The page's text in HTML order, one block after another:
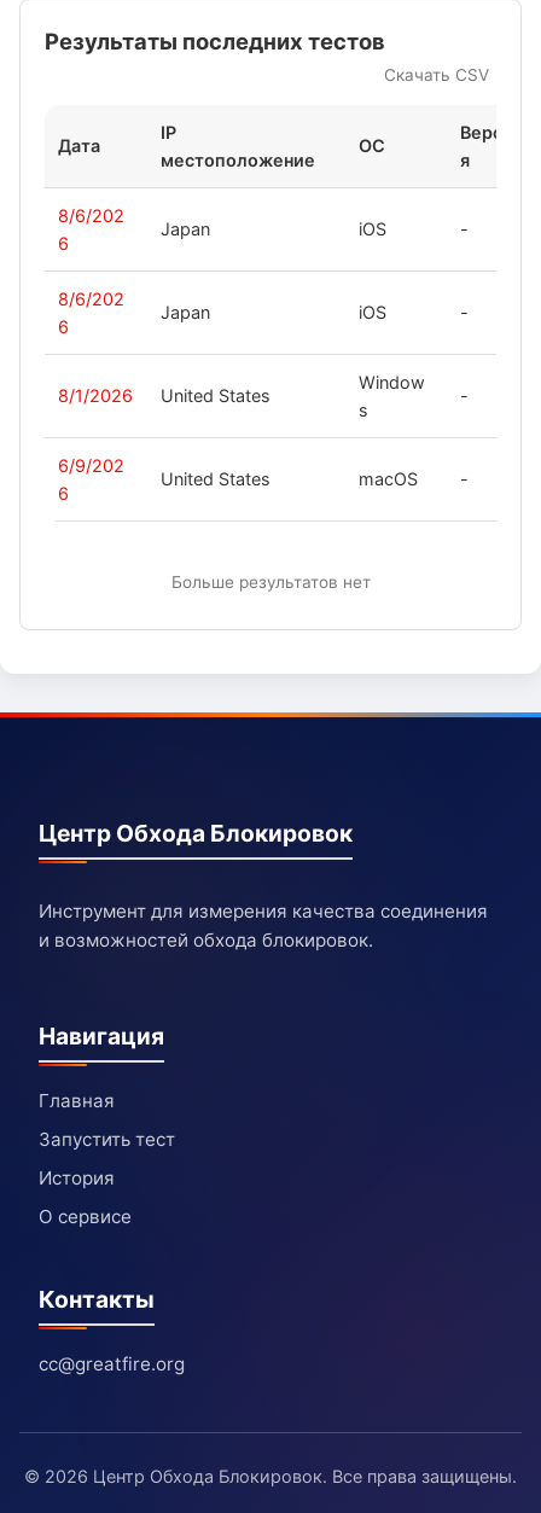
Результаты последних тестов
Скачать CSV
Дата
IP
местоположение
ОС
Верси
я
8/6/202
6
Japan iOS -
8/6/202
6
Japan iOS -
8/1/2026 United States
Window
s
-
6/9/202
6
United States macOS -
Больше результатов нет
Центр Обхода Блокировок
Инструмент для измерения качества соединения
и возможностей обхода блокировок.
Навигация
Главная
Запустить тест
История
О сервисе
Контакты
cc@greatfire.org
© 2026 Центр Обхода Блокировок. Все права защищены.